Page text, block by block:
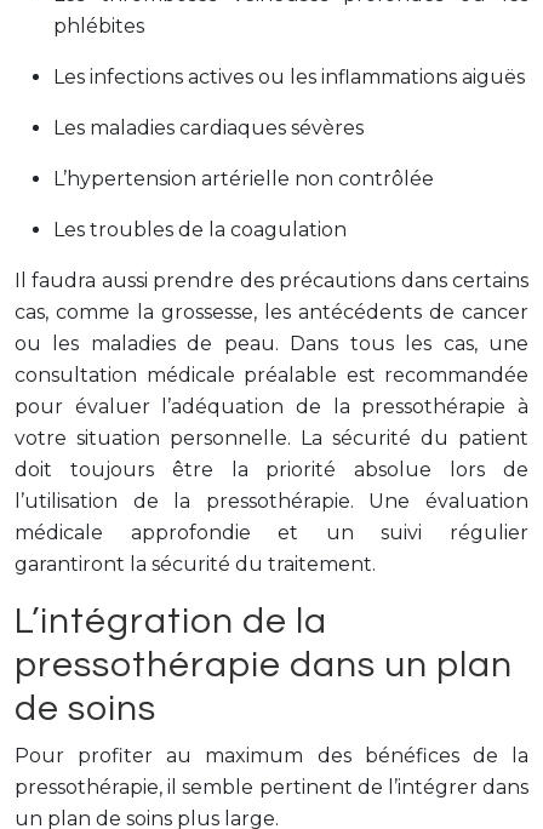
phlébites
Les infections actives ou les inflammations aiguës
Les maladies cardiaques sévères
L’hypertension artérielle non contrôlée
Les troubles de la coagulation
Il faudra aussi prendre des précautions dans certains
cas, comme la grossesse, les antécédents de cancer
ou les maladies de peau. Dans tous les cas, une
consultation médicale préalable est recommandée
pour évaluer l’adéquation de la pressothérapie à
votre situation personnelle. La sécurité du patient
doit toujours être la priorité absolue lors de
l’utilisation de la pressothérapie. Une évaluation
médicale approfondie et un suivi régulier
garantiront la sécurité du traitement.
L’intégration de la
pressothérapie dans un plan
de soins
Pour profiter au maximum des bénéfices de la
pressothérapie, il semble pertinent de l’intégrer dans
un plan de soins plus large.